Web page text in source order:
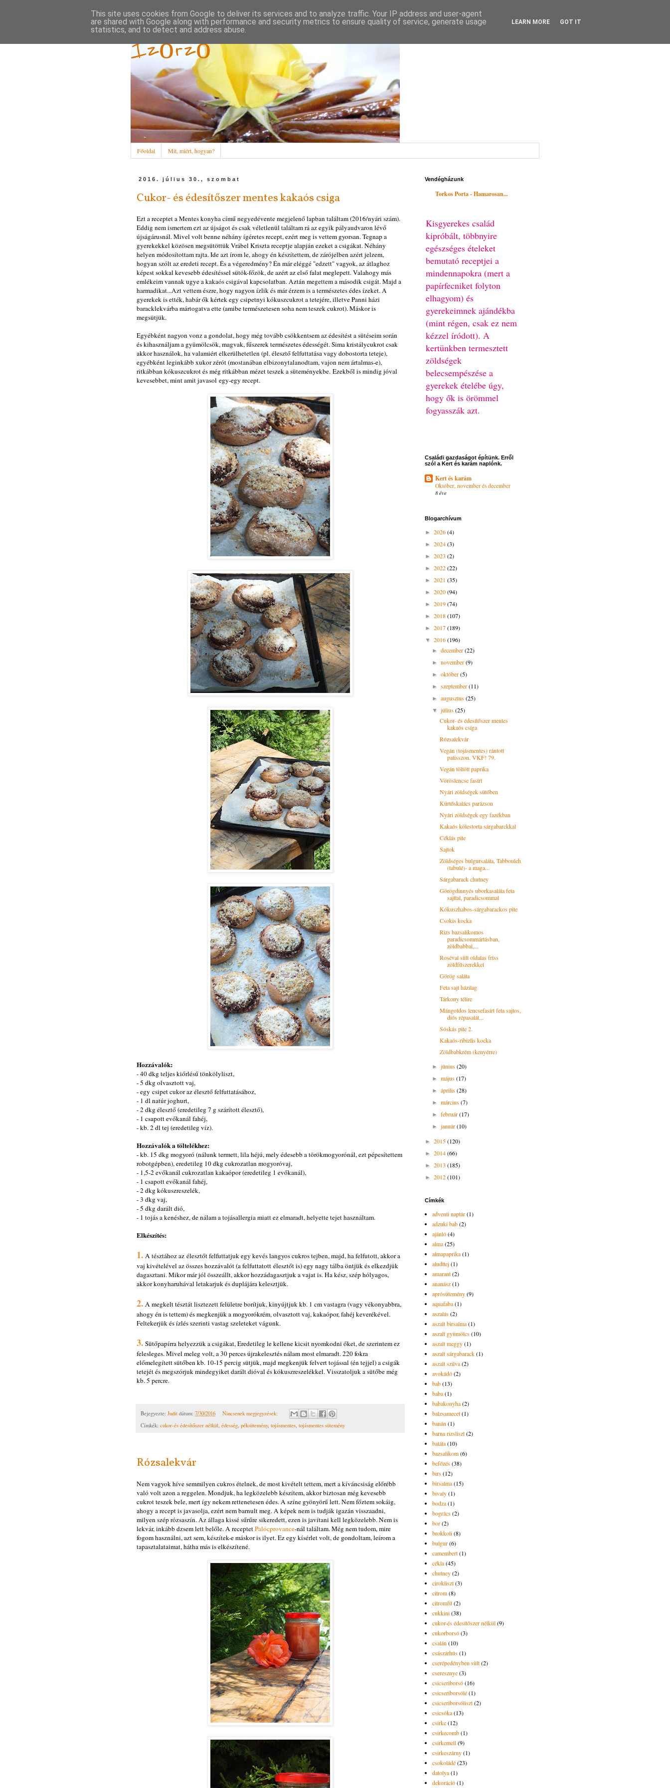
Ízőrző
Főoldal Mit, miért, hogyan?
2016. július 30., szombat
Cukor- és édesítőszer mentes kakaós csiga
Ezt a receptet a Mentes konyha című negyedévente megjelenő lapban találtam (2016/nyári szám).
Eddig nem ismertem ezt az újságot és csak véletlenül találtam rá az egyik pályaudvaron lévő
újságárusnál. Mivel volt benne néhány ígéretes recept, ezért meg is vettem gyorsan. Tegnap a
gyerekekkel közösen megsütöttük Vrábel Kriszta receptje alapján ezeket a csigákat. Néhány
helyen módosítottam rajta. Ide azt írom le, ahogy én készítettem, de zárójelben azért jelzem,
hogyan szólt az eredeti recept. És a végeredmény? Én már eléggé "edzett" vagyok, az átlaghoz
képest sokkal kevesebb édesítéssel sütök-főzök, de azért az első falat meglepett. Valahogy más
emlékeim vannak ugye a kakaós csigával kapcsolatban. Aztán megettem a második csigát. Majd a
harmadikat...Azt vettem észre, hogy nagyon ízlik és már érzem is a természetes édes ízeket. A
gyerekek is ették, habár ők kértek egy csipetnyi kókuszcukrot a tetejére, illetve Panni házi
baracklekvárba mártogatva ette (amibe természetesen soha nem teszek cukrot). Máskor is
megsütjük.
Egyébként nagyon vonz a gondolat, hogy még tovább csökkentsem az édesítést a sütéseim során
és kihasználjam a gyümölcsök, magvak, fűszerek természetes édességét. Sima kristálycukrot csak
akkor használok, ha valamiért elkerülhetetlen (pl. élesztő felfuttatása vagy dobostorta teteje),
egyébként leginkább xukor zérót (mostanában elbizonytalanodtam, vajon nem ártalmas-e),
ritkábban kókuszcukrot és még ritkábban mézet teszek a süteményekbe. Ezekből is mindig jóval
kevesebbet, mint amit javasol egy-egy recept.
Hozzávalók:
- 40 dkg teljes kiőrlésű tönkölyliszt,
- 5 dkg olvasztott vaj,
- egy csipet cukor az élesztő felfuttatásához,
- 1 dl natúr joghurt,
- 2 dkg élesztő (eredetileg 7 g szárított élesztő),
- 1 csapott evőkanál fahéj,
- kb. 2 dl tej (eredetileg víz).
Hozzávalók a töltelékhez:
- kb. 15 dkg mogyoró (nálunk termett, lila héjú, mely édesebb a törökmogyorónál, ezt pépesítettem
robotgépben), eredetileg 10 dkg cukrozatlan mogyoróvaj,
- 1,5-2 evőkanál cukrozatlan kakaópor (eredetileg 1 evőkanál),
- 1 csapott evőkanál fahéj,
- 2 dkg kókuszreszelék,
- 3 dkg vaj,
- 5 dkg darált dió,
- 1 tojás a kenéshez, de nálam a tojásallergia miatt ez elmaradt, helyette tejet használtam.
Elkészítés:
1. A tésztához az élesztőt felfuttatjuk egy kevés langyos cukros tejben, majd, ha felfutott, akkor a
vaj kivételével az összes hozzávalót (a felfuttatott élesztőt is) egy nagy tálba öntjük és elkezdjük
dagasztani. Mikor már jól összeállt, akkor hozzádagasztjuk a vajat is. Ha kész, szép hólyagos,
akkor konyharuhával letakarjuk és duplájára kelesztjük.
2. A megkelt tésztát lisztezett felületre borítjuk, kinyújtjuk kb. 1 cm vastagra (vagy vékonyabbra,
ahogy én is tettem) és megkenjük a mogyorókrém, olvasztott vaj, kakaópor, fahéj keverékével.
Feltekerjük és ízlés szerinti vastag szeleteket vágunk.
3. Sütőpapírra helyezzük a csigákat, Eredetileg le kellene kicsit nyomkodni őket, de szerintem ez
felesleges. Mivel meleg volt, a 30 perces újrakelesztés nálam most elmaradt. 220 fokra
előmelegített sütőben kb. 10-15 percig sütjük, majd megkenjük felvert tojással (én tejjel) a csigák
tetejét és megszórjuk mindegyiket darált dióval és kókuszreszelékkel. Visszatoljuk a sütőbe még
kb. 5 percre.
Bejegyezte: Judit dátum: 7/30/2016
Nincsenek megjegyzések:
Címkék: cukor-és édesítőszer nélkül, édesség, péksütemény, tojásmentes, tojásmentes sütemény
Rózsalekvár
Nem vagyok híve semmilyen cukros ételnek, de most kivételt tettem, mert a kíváncsiság előrébb
való volt azon a reggelen. Mondjuk, ha legközelebb készítem, akkor biztosan még kevesebb
cukrot teszek bele, mert így nekem rettenetesen édes. A színe gyönyörű lett. Nem főztem sokáig,
ahogy a recept is javasolja, ezért nem barnult meg. A képek nem is tudják igazán visszaadni,
milyen szép rózsaszín. Az állaga kissé sűrűre sikeredett, ezen is javítani kell legközelebb. Nem is
lekvár, inkább dzsem lett belőle. A receptetPalócprovance-nál találtam. Még nem tudom, mire
fogom használni, azt sem, készítek-e máskor is ilyet. Ez egy kísérlet volt, de gondoltam, leírom a
tapasztalataimat, hátha más is elkészítené.
Vendégházunk
Torkos Porta - Hamarosan...
Kisgyerekes család
kipróbált, többnyire
egészséges ételeket
bemutató receptjei a
mindennapokra (mert a
papírfecniket folyton
elhagyom) és
gyerekeimnek ajándékba
(mint régen, csak ez nem
kézzel íródott). A
kertünkben termesztett
zöldségek
belecsempészése a
gyerekek ételébe úgy,
hogy ők is örömmel
fogyasszák azt.
Családi gazdaságot építünk. Erről
szól a Kert és karám naplónk.
Kert és karám
Október, november és december
8 éve
Blogarchívum
► 2026(4)
► 2024(3)
► 2023 (2)
► 2022(22)
► 2021 (35)
► 2020(94)
► 2019(74)
► 2018(107)
► 2017(189)
▼ 2016(196)
►december(22)
►november(9)
►október(5)
►szeptember(11)
►augusztus(25)
▼július(25)
Cukor- és édesítőszer mentes
kakaós csiga
Rózsalekvár
Vegán (tojásmentes) rántott
patisszon. VKF! 79.
Vegán töltött paprika
Vöröslencse fasírt
Nyári zöldségek sütőben
Kürtőskalács parázson
Nyári zöldségek egy fazékban
Kakaós kölestorta sárgabarckkal
Céklás pite
Sajtok
Zöldséges bulgursaláta, Tabbouleh
(tabulé)- a maga...
Sárgabarack chutney
Görögdinnyés uborkasaláta feta
sajttal, paradicsommal
Kókuszhabos-sárgabarackos pite
Csokis kocka
Rizs bazsalikomos
paradicsommártásban,
zöldbabbal,...
Roséval sült oldalas friss
zöldfűszerekkel
Görög saláta
Feta sajt házilag
Tárkony télire
Mángoldos lencsefasírt feta sajtos,
diós répasalát...
Sóskás pite 2.
Kakaós-ribizlis kocka
Zöldbabkrém (kenyérre)
►június(20)
►május(17)
►április(28)
►március(7)
►február(17)
►január(10)
► 2015(120)
► 2014(66)
► 2013 (185)
► 2012(101)
Címkék
adventi naptár(1)
adzuki bab(2)
ajánló(4)
alma(25)
almapaprika(1)
aludttej(1)
amarant(2)
ananász(1)
aprósütemény(9)
aquafaba(1)
aszalás(2)
aszalt birsalma(1)
aszalt gyümölcs(10)
aszalt meggy(1)
aszalt sárgabarack(1)
aszalt szilva(2)
avokádó(2)
bab(13)
baba(1)
babakonyha(2)
balzsamecet(1)
banán(1)
barna rizsliszt(2)
batáta(10)
bazsalikom(6)
befőzés(38)
birs(12)
birsalma(15)
bivaly(1)
bodza(1)
bogrács(2)
bor(2)
brokkoli(8)
bulgur(6)
camembert(1)
cékla(45)
chutney(2)
cirokliszt(3)
citrom(8)
citromfű(2)
cukkini(38)
cukor-és édesítőszer nélkül(9)
cukorborsó(3)
csalán(10)
császárhús(1)
cserépedényben sült(2)
cseresznye(3)
csicseriborsó(16)
csicseriborsólé(1)
csicseriborsóliszt(2)
csicsóka(13)
csirke(12)
csirkecomb(1)
csirkemell(9)
csirkeszárny(1)
csokoládé(23)
datolya(1)
dekoráció(1)
This site uses cookies from Google to deliver its services and to analyze traffic. Your IP address and user-agent
are shared with Google along with performance and security metrics to ensure quality of service, generate usage
statistics, and to detect and address abuse.
LEARN MORE GOT IT